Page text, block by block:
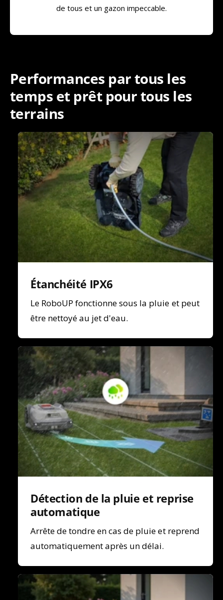
de tous et un gazon impeccable.
Performances par tous les
temps et prêt pour tous les
terrains
Étanchéité IPX6
Le RoboUP fonctionne sous la pluie et peut
être nettoyé au jet d'eau.
Détection de la pluie et reprise
automatique
Arrête de tondre en cas de pluie et reprend
automatiquement après un délai.